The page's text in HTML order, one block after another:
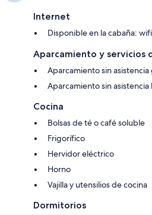
Internet
Disponible en la cabaña:
Aparcamiento y servicios
Aparcamiento sin
Aparcamiento sin
Cocina
Bolsas de té o café soluble
Frigorífico
Hervidor eléctrico
Horno
Vajilla y utensilios de cocina
Dormitorios